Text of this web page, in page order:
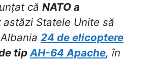
că NATO a
astăzi Statele Unite să
24 de elicoptere
tipAH-64 Apache, în